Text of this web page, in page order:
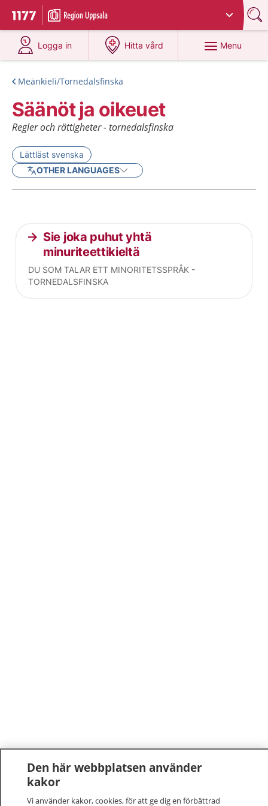
To start page for 1177
Du har valt region
Logga in
at 1177.se
Hitta vård
at 1177.se
Menu
Meänkieli/Tornedalsfinska
Säänöt ja oikeuet
Regler och rättigheter - tornedalsfinska
Lättläst svenska
OTHER LANGUAGES
Current articles
Sie joka puhut yhtä
minuriteettikieltä
DU SOM TALAR ETT MINORITETSSPRÅK -
TORNEDALSFINSKA
Den här webbplatsen använder
kakor
Vi använder kakor, cookies, för att ge dig en förbättrad